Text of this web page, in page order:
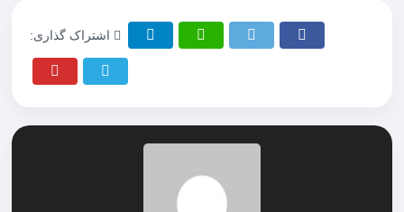
اشتراک گذاری: